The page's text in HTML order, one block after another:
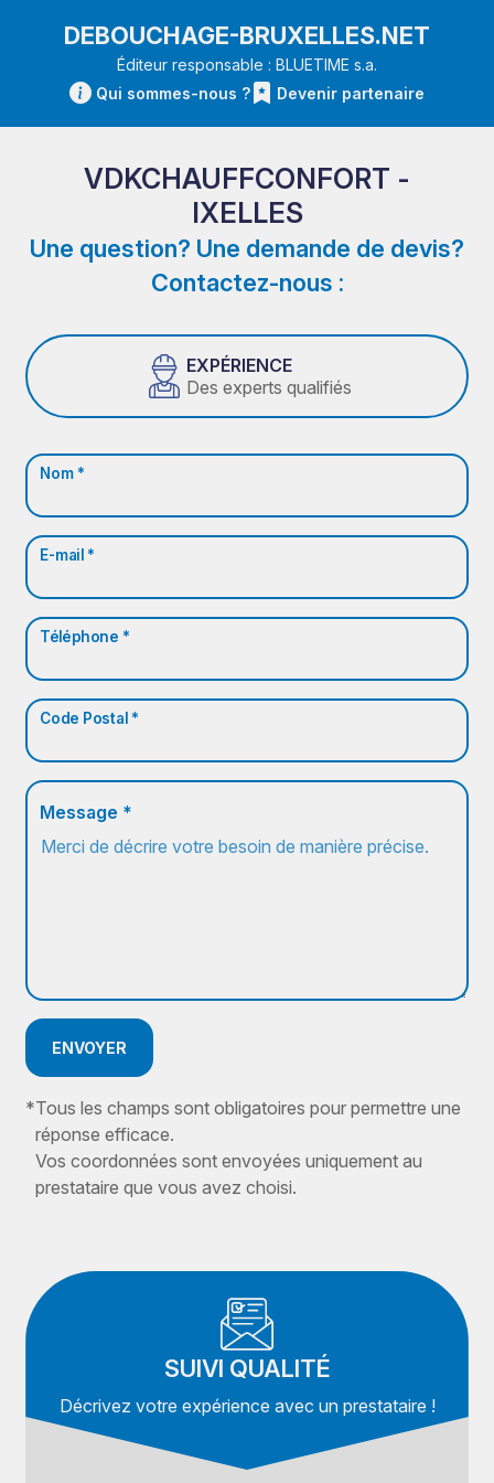
DEBOUCHAGE-BRUXELLES.NET
Éditeur responsable : BLUETIME s.a.
Qui sommes-nous ?
Devenir partenaire
VDKCHAUFFCONFORT -
IXELLES
Une question? Une demande de devis?
Contactez-nous :
EXPÉRIENCE
Des experts qualifiés
Nom *
E-mail *
Téléphone *
Code Postal *
Message *
ENVOYER
*Tous les champs sont obligatoires pour permettre une
réponse efficace.
Vos coordonnées sont envoyées uniquement au
prestataire que vous avez choisi.
SUIVI QUALITÉ
Décrivez votre expérience avec un prestataire !